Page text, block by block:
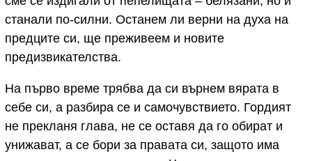
станали по-силни. Останем ли верни на духа на
предците си, ще преживеем и новите
предизвикателства.
На първо време трябва да си върнем вярата в
себе си, а разбира се и самочувствието. Гордият
не прекланя глава, не се оставя да го обират и
унижават, а се бори за правата си, защото има